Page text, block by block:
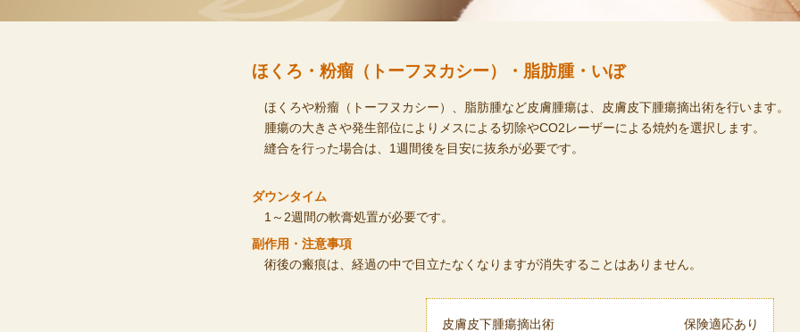
ほくろ・粉瘤（トーフヌカシー）・脂肪腫・いぼ
ほくろや粉瘤（トーフヌカシー）、脂肪腫など皮膚腫瘍は、皮膚皮下腫瘍摘出術を行います。
腫瘍の大きさや発生部位によりメスによる切除やCO2レーザーによる焼灼を選択します。
縫合を行った場合は、1週間後を目安に抜糸が必要です。
ダウンタイム
1～2週間の軟膏処置が必要です。
副作用・注意事項
術後の瘢痕は、経過の中で目立たなくなりますが消失することはありません。
皮膚皮下腫瘍摘出術 保険適応あり